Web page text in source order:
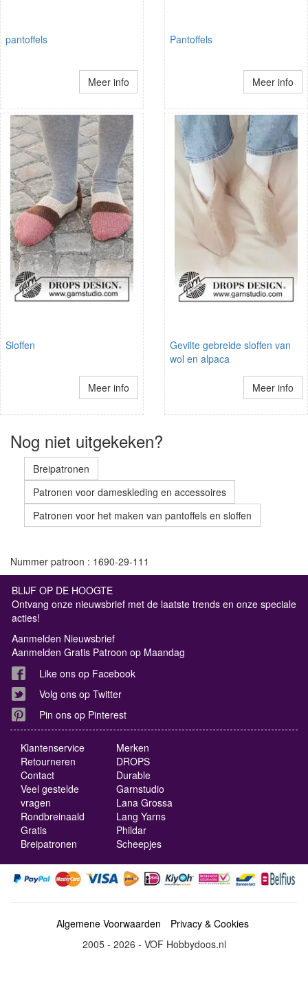
pantoffels
Meer info
Pantoffels
Meer info
Sloffen
Meer info
Gevilte gebreide sloffen van
wol en alpaca
Meer info
Nog niet uitgekeken?
Breipatronen
Patronen voor dameskleding en accessoires
Patronen voor het maken van pantoffels en sloffen
Nummer patroon : 1690-29-111
BLIJF OP DE HOOGTE
Ontvang onze nieuwsbrief met de laatste trends en onze speciale
acties!
Aanmelden Nieuwsbrief
Aanmelden Gratis Patroon op Maandag
Like ons op Facebook
Volg ons op Twitter
Pin ons op Pinterest
Klantenservice
Retourneren
Contact
Veel gestelde
vragen
Rondbreinaald
Gratis
Breipatronen
Merken
DROPS
Durable
Garnstudio
Lana Grossa
Lang Yarns
Phildar
Scheepjes
Algemene Voorwaarden
Privacy & Cookies
2005 - 2026 - VOF Hobbydoos.nl